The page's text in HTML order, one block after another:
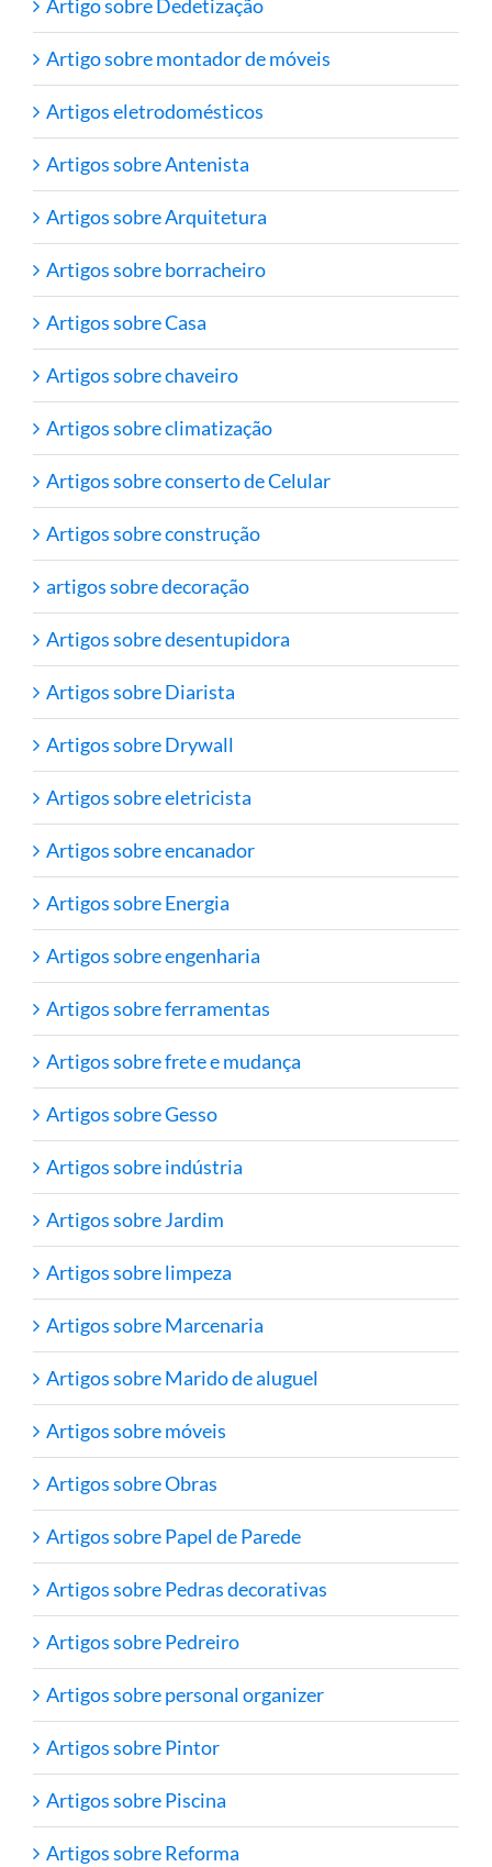
Artigo sobre Dedetização
Artigo sobre montador de móveis
Artigos eletrodomésticos
Artigos sobre Antenista
Artigos sobre Arquitetura
Artigos sobre borracheiro
Artigos sobre Casa
Artigos sobre chaveiro
Artigos sobre climatização
Artigos sobre conserto de Celular
Artigos sobre construção
artigos sobre decoração
Artigos sobre desentupidora
Artigos sobre Diarista
Artigos sobre Drywall
Artigos sobre eletricista
Artigos sobre encanador
Artigos sobre Energia
Artigos sobre engenharia
Artigos sobre ferramentas
Artigos sobre frete e mudança
Artigos sobre Gesso
Artigos sobre indústria
Artigos sobre Jardim
Artigos sobre limpeza
Artigos sobre Marcenaria
Artigos sobre Marido de aluguel
Artigos sobre móveis
Artigos sobre Obras
Artigos sobre Papel de Parede
Artigos sobre Pedras decorativas
Artigos sobre Pedreiro
Artigos sobre personal organizer
Artigos sobre Pintor
Artigos sobre Piscina
Artigos sobre Reforma